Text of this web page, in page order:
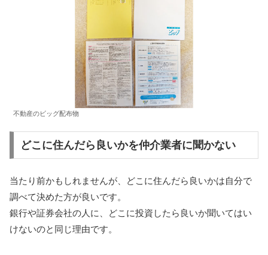
不動産のビッグ配布物
どこに住んだら良いかを仲介業者に聞かない
当たり前かもしれませんが、どこに住んだら良いかは自分で
調べて決めた方が良いです。
銀行や証券会社の人に、どこに投資したら良いか聞いてはい
けないのと同じ理由です。